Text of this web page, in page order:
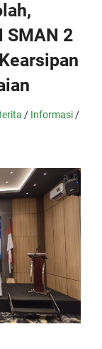
SMAN 2
/ Informasi /